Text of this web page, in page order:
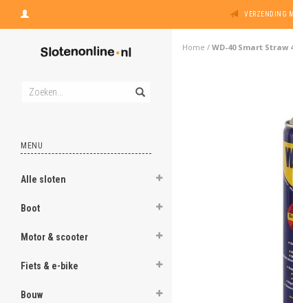
VERZENDING
MENU
Alle sloten
Boot
Motor & scooter
Fiets & e-bike
Bouw
Home / WD-40 Smart Straw